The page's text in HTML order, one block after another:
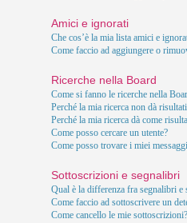
Amici e ignorati
Che cos’è la mia lista amici e
Come faccio ad aggiungere o
Ricerche nella Board
Come si fanno le ricerche nella
Perché la mia ricerca non dà
Perché la mia ricerca dà come
Come posso cercare un utente?
Come posso trovare i miei
Sottoscrizioni e segnalibri
Qual è la differenza fra segnalibri e
Come faccio ad sottoscrivere un
Come cancello le mie sottoscrizioni?